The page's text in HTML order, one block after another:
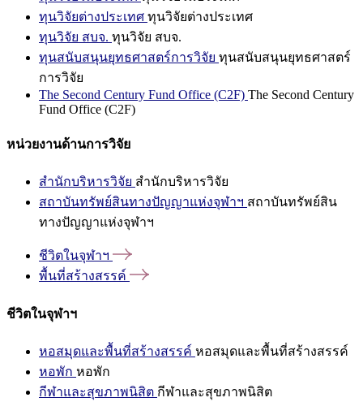
ทุนวิจัยต่างประเทศ ทุนวิจัยต่างประเทศ
ทุนวิจัย สบจ. ทุนวิจัย สบจ.
ทุนสนับสนุนยุทธศาสตร์การวิจัย ทุนสนับสนุนยุทธศาสตร์
การวิจัย
The Second Century Fund Office (C2F) The Second Century
Fund Office (C2F)
หน่วยงานด้านการวิจัย
สำนักบริหารวิจัย สำนักบริหารวิจัย
สถาบันทรัพย์สินทางปัญญาแห่งจุฬาฯ สถาบันทรัพย์สิน
ทางปัญญาแห่งจุฬาฯ
ชีวิตในจุฬาฯ
พื้นที่สร้างสรรค์
ชีวิตในจุฬาฯ
หอสมุดและพื้นที่สร้างสรรค์ หอสมุดและพื้นที่สร้างสรรค์
หอพัก หอพัก
กีฬาและสุขภาพนิสิต กีฬาและสุขภาพนิสิต